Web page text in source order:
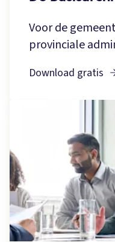
Voor de
provinciale
Download gratis